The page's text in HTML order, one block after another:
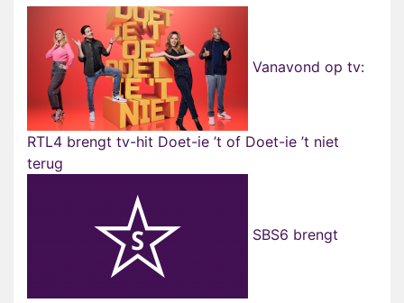
Vanavond op tv:
RTL4 brengt tv-hit Doet-ie ’t of Doet-ie ’t niet
terug
SBS6 brengt